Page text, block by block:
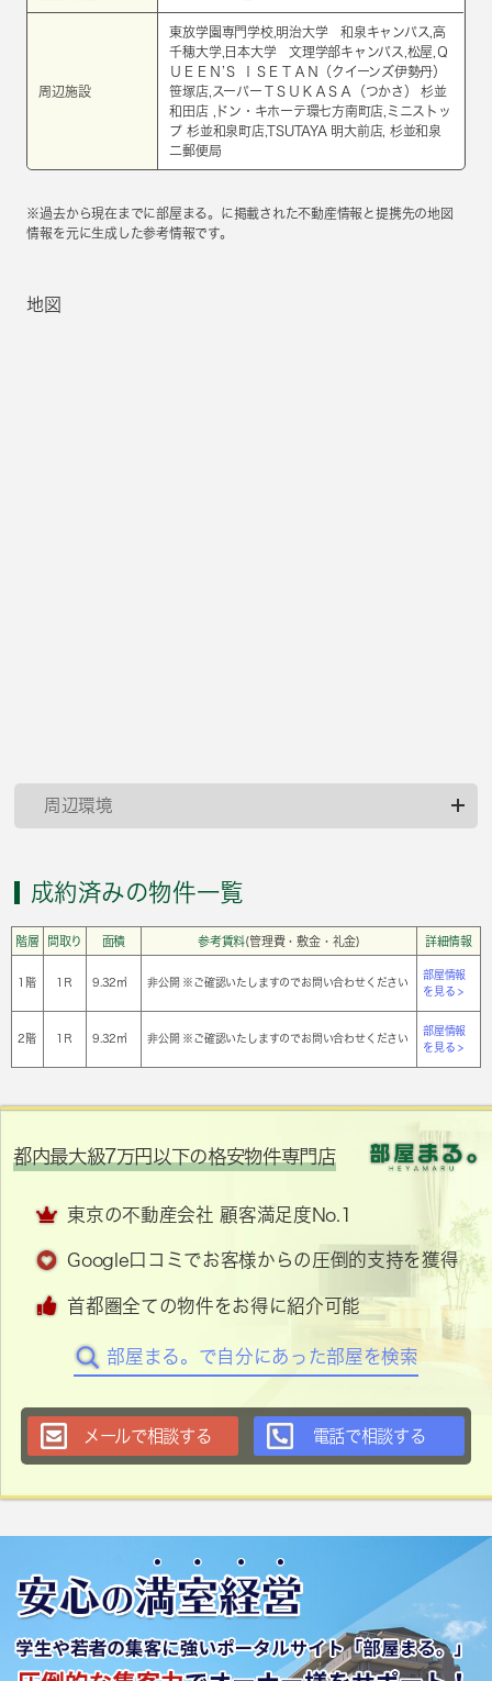
周辺施設
東放学園専門学校,明治大学 和泉キャンパス,高
千穂大学,日本大学 文理学部キャンパス,松屋,Ｑ
ＵＥＥＮ’Ｓ ＩＳＥＴＡＮ（クイーンズ伊勢丹）
笹塚店,スーパーＴＳＵＫＡＳＡ（つかさ） 杉並
和田店 ,ドン・キホーテ環七方南町店,ミニストッ
プ 杉並和泉町店,TSUTAYA 明大前店, 杉並和泉
二郵便局
※過去から現在までに部屋まる。に掲載された不動産情報と提携先の地図
情報を元に生成した参考情報です。
地図
周辺環境
成約済みの物件一覧
階層 間取り 面積 参考賃料(管理費・敷金・礼金) 詳細情報
1階 1Ｒ 9.32㎡ 非公開 ※ご確認いたしますのでお問い合わせください
部屋情報
を見る >
2階 1Ｒ 9.32㎡ 非公開 ※ご確認いたしますのでお問い合わせください
部屋情報
を見る >
都内最大級7万円以下の格安物件専門店
東京の不動産会社 顧客満足度No.1
Google口コミでお客様からの圧倒的支持を獲得
首都圏全ての物件をお得に紹介可能
部屋まる。で自分にあった部屋を検索
メールで相談する 電話で相談する